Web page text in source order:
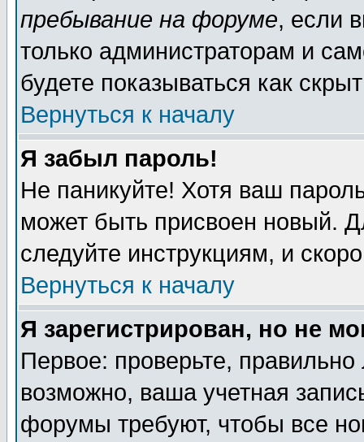
пребывание на форуме, если
только администраторам и
будете показываться как
Вернуться к началу
Я забыл пароль!
Не паникуйте! Хотя ваш
может быть присвоен новый.
следуйте инструкциям, и
Вернуться к началу
Я зарегистрирован, но не
Первое: проверьте,
возможно, ваша учетная
форумы требуют, чтобы все